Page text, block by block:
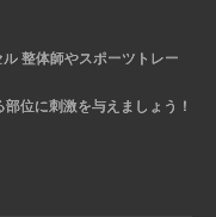
ル 整体師やスポーツトレー
位に刺激を与えましょう！